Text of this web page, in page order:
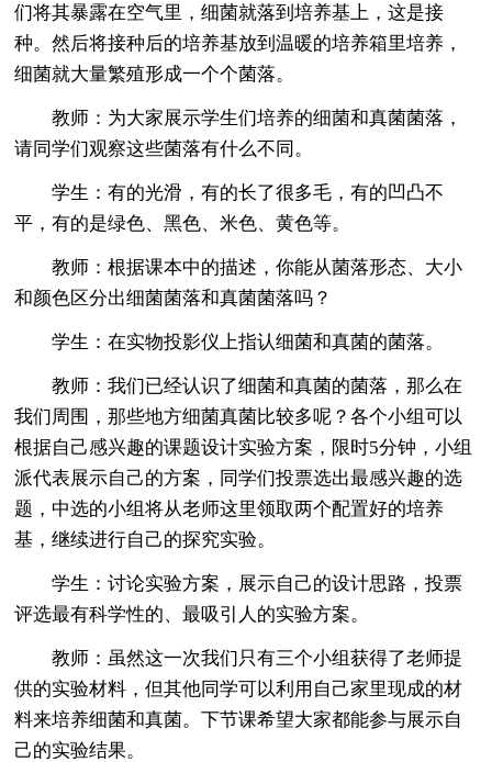
们将其暴露在空气里，细菌就落到培养基上，这是接
种。然后将接种后的培养基放到温暖的培养箱里培养，
细菌就大量繁殖形成一个个菌落。
教师：为大家展示学生们培养的细菌和真菌菌落，
请同学们观察这些菌落有什么不同。
学生：有的光滑，有的长了很多毛，有的凹凸不
平，有的是绿色、黑色、米色、黄色等。
教师：根据课本中的描述，你能从菌落形态、大小
和颜色区分出细菌菌落和真菌菌落吗？
学生：在实物投影仪上指认细菌和真菌的菌落。
教师：我们已经认识了细菌和真菌的菌落，那么在
我们周围，那些地方细菌真菌比较多呢？各个小组可以
根据自己感兴趣的课题设计实验方案，限时5分钟，小组
派代表展示自己的方案，同学们投票选出最感兴趣的选
题，中选的小组将从老师这里领取两个配置好的培养
基，继续进行自己的探究实验。
学生：讨论实验方案，展示自己的设计思路，投票
评选最有科学性的、最吸引人的实验方案。
教师：虽然这一次我们只有三个小组获得了老师提
供的实验材料，但其他同学可以利用自己家里现成的材
料来培养细菌和真菌。下节课希望大家都能参与展示自
己的实验结果。